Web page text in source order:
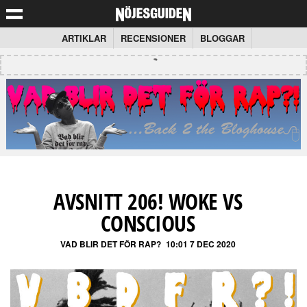
ARTIKLAR RECENSIONER BLOGGAR
AVSNITT 206! WOKE VS
CONSCIOUS
VAD BLIR DET FÖR RAP? 10:01 7 DEC 2020